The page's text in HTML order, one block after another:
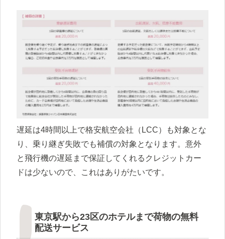
遅延は4時間以上で格安航空会社（LCC）も対象とな
り、乗り継ぎ失敗でも補償の対象となります。意外
と飛行機の遅延まで保証してくれるクレジットカー
ドは少ないので、これはありがたいです。
東京駅から23区のホテルまで荷物の無料
配送サービス